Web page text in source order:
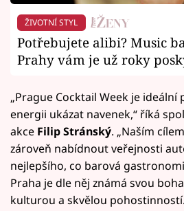
ŽIVOTNÍ STYL
Potřebujete alibi? Music
Prahy vám je už roky
„Prague Cocktail Week je
energii ukázat navenek,“ říká
akce Filip Stránský. „Naším
zároveň nabídnout veřejnosti
nejlepšího, co barová
Praha je dle něj známá svou
kulturou a skvělou pohostinností.